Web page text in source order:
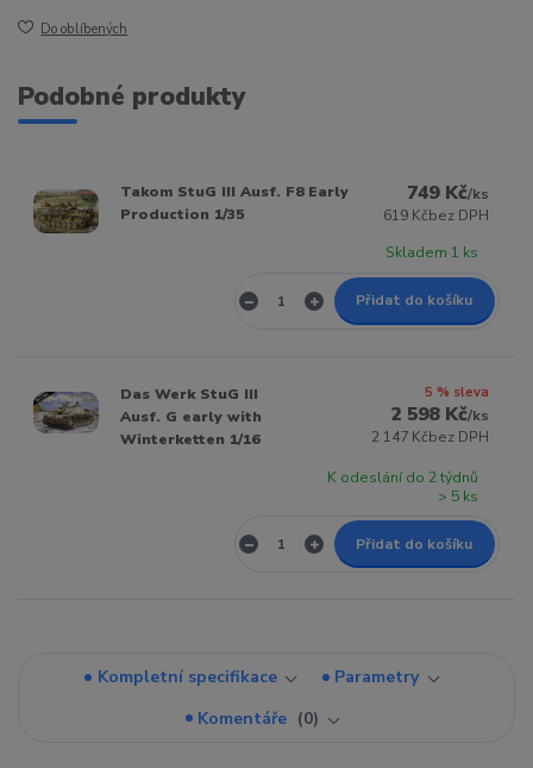
Do oblíbených
Podobné produkty
Takom StuG III Ausf. F8 Early
Production 1/35
749 Kč/ks
619 Kčbez DPH
Skladem 1 ks
Přidat do košíku
Das Werk StuG III
Ausf. G early with
Winterketten 1/16
5 % sleva
2 598 Kč/ks
2 147 Kčbez DPH
K odeslání do 2 týdnů
> 5 ks
Přidat do košíku
Kompletní specifikace
Parametry
Komentáře
0